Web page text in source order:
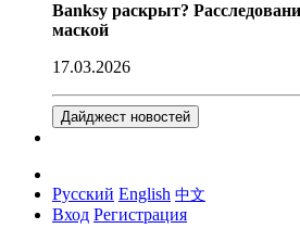
Banksy раскрыт?
маской
17.03.2026
Дайджест новостей
Русский English 中文
Вход Регистрация